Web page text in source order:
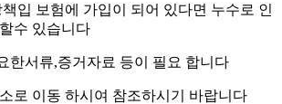
입 보험에 가입이 되어 있다면 누수로 인
수 있습니다
한서류,증거자료 등이 필요 합니다
로 이동 하시여 참조하시기 바랍니다